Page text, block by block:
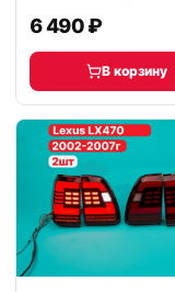
6 490 ₽
В корзину